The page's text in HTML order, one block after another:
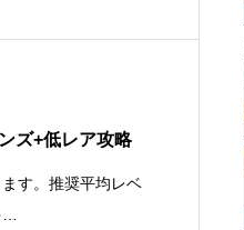
ズ+低レア攻略
す。推奨平均レベ